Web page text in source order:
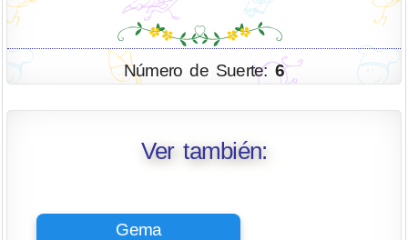
Número de Suerte: 6
Ver también:
Gema